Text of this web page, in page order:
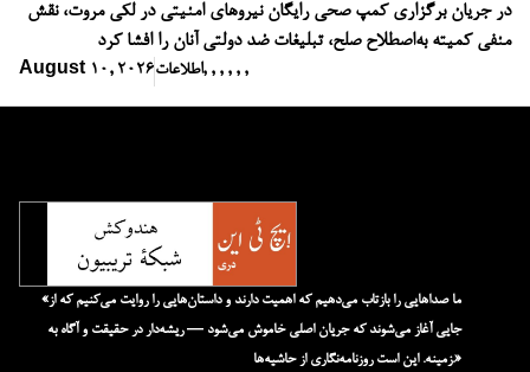
در جریان برگزاری کمپ صحی رایگان نیروهای امنیتی در لکی مروت، نقش
منفی کمیته به‌اصطلاح صلح، تبلیغات ضد دولتی آنان را افشا کرد
August 10, 2026اطلاعات, , , , , ,
«ما صداهایی را بازتاب می‌دهیم که اهمیت دارند و داستان‌هایی را روایت می‌کنیم که از
جایی آغاز می‌شوند که جریان اصلی خاموش می‌شود — ریشه‌دار در حقیقت و آگاه به
زمینه. این است روزنامه‌نگاری از حاشیه‌ها.»